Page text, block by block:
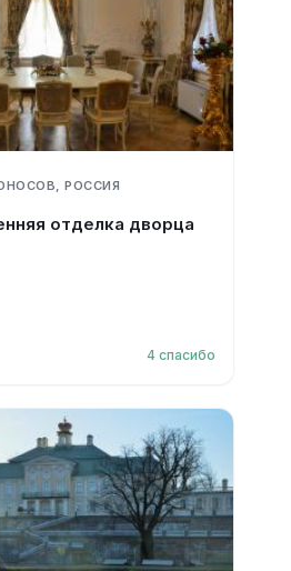
РОССИЯ
отделка дворца
4 спасибо